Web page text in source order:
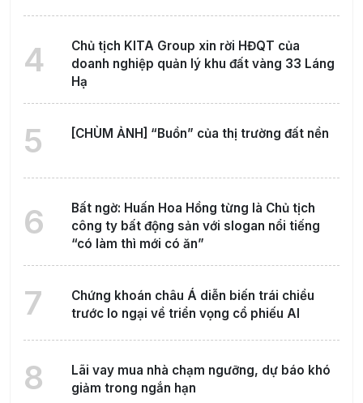
4
Chủ tịch KITA Group xin rời HĐQT của
doanh nghiệp quản lý khu đất vàng 33 Láng
Hạ
5 [CHÙM ẢNH] “Buồn” của thị trường đất nền
6
Bất ngờ: Huấn Hoa Hồng từng là Chủ tịch
công ty bất động sản với slogan nổi tiếng
“có làm thì mới có ăn”
7
Chứng khoán châu Á diễn biến trái chiều
trước lo ngại về triển vọng cổ phiếu AI
8
Lãi vay mua nhà chạm ngưỡng, dự báo khó
giảm trong ngắn hạn